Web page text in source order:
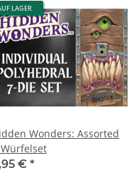
LAGER
Wonders: Assorted
€ *